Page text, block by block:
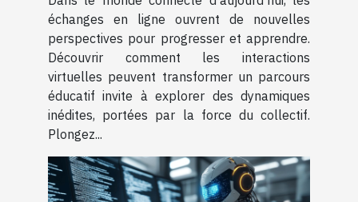
ligne
échanges en ligne ouvrent de nouvelles
perspectives pour progresser et apprendre.
Découvrir comment les interactions
virtuelles peuvent transformer un parcours
éducatif invite à explorer des dynamiques
inédites, portées par la force du collectif.
Plongez...